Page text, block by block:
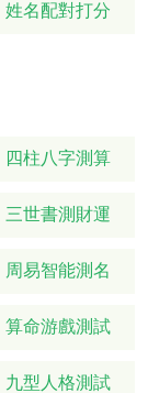
姓名配對打分
四柱八字測算
三世書測財運
周易智能測名
算命游戲測試
九型人格測試